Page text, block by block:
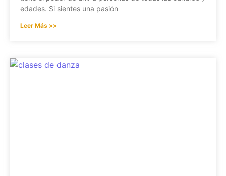
edades. Si sientes una pasión
Leer Más >>